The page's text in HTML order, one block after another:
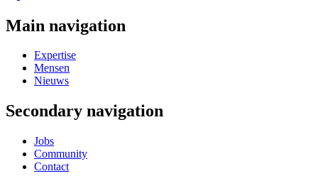
Main navigation
Expertise
Mensen
Nieuws
Secondary navigation
Jobs
Community
Contact